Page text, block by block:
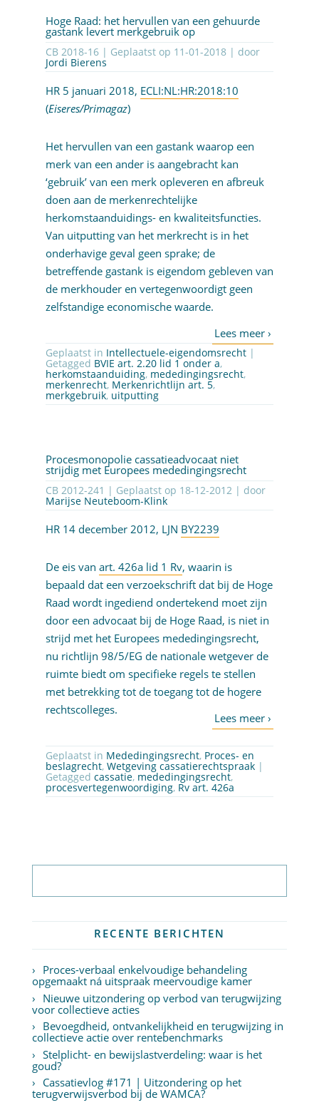
Hoge Raad: het hervullen van een gehuurde
gastank levert merkgebruik op
CB 2018-16 | Geplaatst op 11-01-2018| door
Jordi Bierens
HR 5 januari 2018, ECLI:NL:HR:2018:10
(Eiseres/Primagaz)
Het hervullen van een gastank waarop een
merk van een ander is aangebracht kan
‘gebruik’ van een merk opleveren en afbreuk
doen aan de merkenrechtelijke
herkomstaanduidings- en kwaliteitsfuncties.
Van uitputting van het merkrecht is in het
onderhavige geval geen sprake; de
betreffende gastank is eigendom gebleven van
de merkhouder en vertegenwoordigt geen
zelfstandige economische waarde.
Geplaatst in Intellectuele-eigendomsrecht|
Getagged BVIE art. 2.20 lid 1 onder a,
herkomstaanduiding, mededingingsrecht,
merkenrecht, Merkenrichtlijn art. 5,
merkgebruik, uitputting
Procesmonopolie cassatieadvocaat niet
strijdig met Europees mededingingsrecht
CB 2012-241 | Geplaatst op 18-12-2012| door
Marijse Neuteboom-Klink
HR 14 december 2012, LJN BY2239
De eis van art. 426a lid 1 Rv, waarin is
bepaald dat een verzoekschrift dat bij de Hoge
Raad wordt ingediend ondertekend moet zijn
door een advocaat bij de Hoge Raad, is niet in
strijd met het Europees mededingingsrecht,
nu richtlijn 98/5/EG de nationale wetgever de
ruimte biedt om specifieke regels te stellen
met betrekking tot de toegang tot de hogere
rechtscolleges.
Geplaatst in Mededingingsrecht, Proces- en
beslagrecht, Wetgeving cassatierechtspraak|
Getagged cassatie, mededingingsrecht,
procesvertegenwoordiging, Rv art. 426a
RECENTE BERICHTEN
Proces-verbaal enkelvoudige behandeling
opgemaakt ná uitspraak meervoudige kamer
Nieuwe uitzondering op verbod van terugwijzing
voor collectieve acties
Bevoegdheid, ontvankelijkheid en terugwijzing in
collectieve actie over rentebenchmarks
Stelplicht- en bewijslastverdeling: waar is het
goud?
Cassatievlog #171 | Uitzondering op het
terugverwijsverbod bij de WAMCA?